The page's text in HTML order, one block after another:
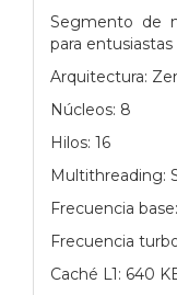
Segmento de
para entusiastas
Arquitectura:
Núcleos: 8
Hilos: 16
Multithreading:
Frecuencia
Frecuencia
Caché L1: 640